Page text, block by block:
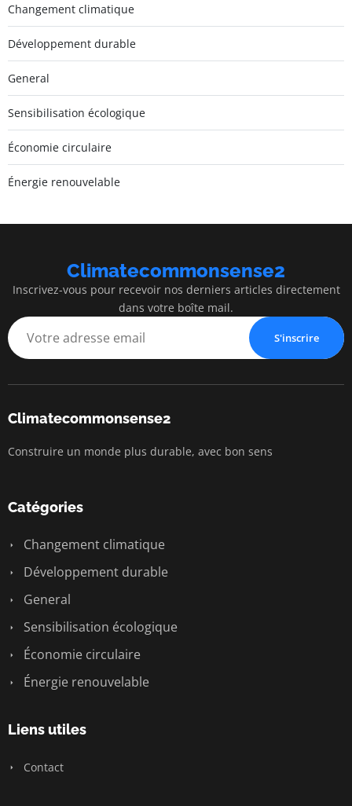
Changement climatique
Développement durable
General
Sensibilisation écologique
Économie circulaire
Énergie renouvelable
Climatecommonsense2
Inscrivez-vous pour recevoir nos derniers articles directement
dans votre boîte mail.
S'inscrire
Climatecommonsense2
Construire un monde plus durable, avec bon sens
Catégories
Changement climatique
Développement durable
General
Sensibilisation écologique
Économie circulaire
Énergie renouvelable
Liens utiles
Contact